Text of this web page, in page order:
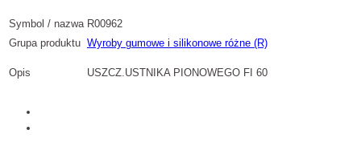
Symbol / nazwa R00962
Grupa produktu Wyroby gumowe i silikonowe różne (R)
Opis USZCZ.USTNIKA PIONOWEGO FI 60